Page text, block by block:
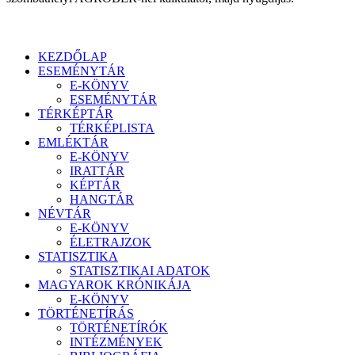
KEZDŐLAP
ESEMÉNYTÁR
E-KÖNYV
ESEMÉNYTÁR
TÉRKÉPTÁR
TÉRKÉPLISTA
EMLÉKTÁR
E-KÖNYV
IRATTÁR
KÉPTÁR
HANGTÁR
NÉVTÁR
E-KÖNYV
ÉLETRAJZOK
STATISZTIKA
STATISZTIKAI ADATOK
MAGYAROK KRÓNIKÁJA
E-KÖNYV
TÖRTÉNETÍRÁS
TÖRTÉNETÍRÓK
INTÉZMÉNYEK